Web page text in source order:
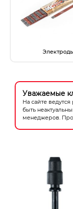
Уважаемые
На сайте
быть
менеджеров.